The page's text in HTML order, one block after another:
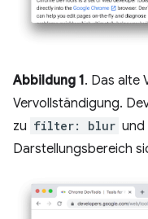
Abbildung 1. Das alte
Vervollständigung.
zu filter: blur und
Darstellungsbereich